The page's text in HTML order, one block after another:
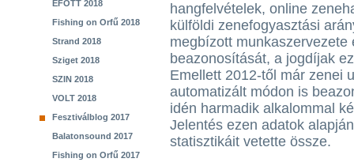
EFOTT 2018
Fishing on Orfű 2018
Strand 2018
Sziget 2018
SZIN 2018
VOLT 2018
Fesztiválblog 2017
Balatonsound 2017
Fishing on Orfű 2017
hangfelvételek, online
külföldi zenefogyasztási
megbízott
beazonosítását, a jogdíjak
Emellett 2012-től már zenei
automatizált módon is
idén harmadik alkalommal
Jelentés ezen adatok
statisztikáit vetette össze.